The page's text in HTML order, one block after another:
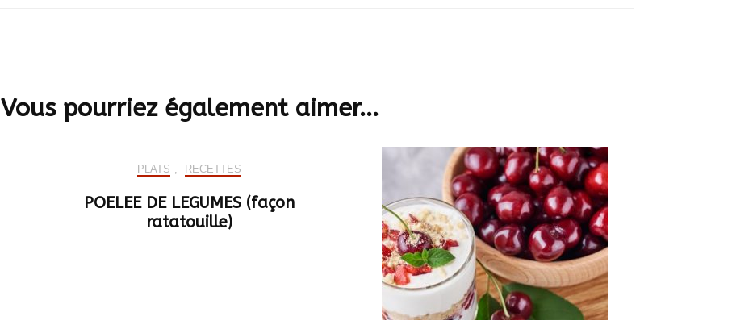
Vous pourriez également aimer...
PLATS RECETTES
POELEE DE LEGUMES (façon
ratatouille)